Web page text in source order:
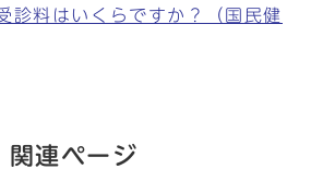
診料はいくらですか？（国民健
関連ページ